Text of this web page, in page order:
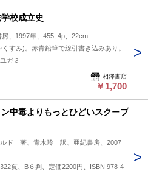
校成立史
、1997年、455, 4p、22cm
すみ)。赤青鉛筆で線引書き込みあり。
ガミ
相澤書店
￥1,700
中毒よりもっとひどいスクープ
ルド 著、青木玲 訳、亜紀書房、2007
頁、B６判、定価2200円、ISBN 978-4-